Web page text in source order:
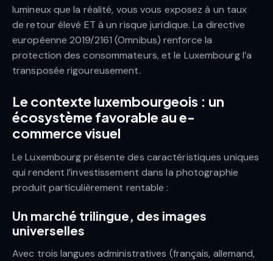
lumineux que la réalité, vous vous exposez à un taux
de retour élevé ET à un risque juridique. La directive
européenne 2019/2161 (Omnibus) renforce la
protection des consommateurs, et le Luxembourg l’a
transposée rigoureusement.
Le contexte luxembourgeois : un
écosystème favorable au e-
commerce visuel
Le Luxembourg présente des caractéristiques uniques
qui rendent l’investissement dans la photographie
produit particulièrement rentable :
Un marché trilingue, des images
universelles
Avec trois langues administratives (français, allemand,